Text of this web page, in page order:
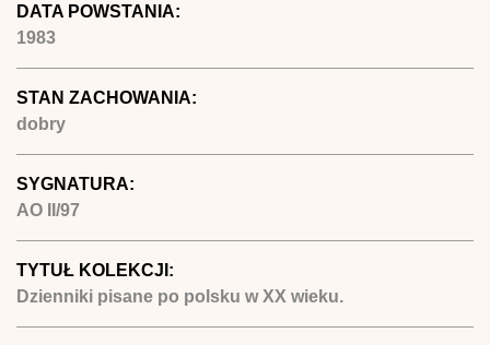
DATA POWSTANIA:
1983
STAN ZACHOWANIA:
dobry
SYGNATURA:
AO II/97
TYTUŁ KOLEKCJI:
Dzienniki pisane po polsku w XX wieku.